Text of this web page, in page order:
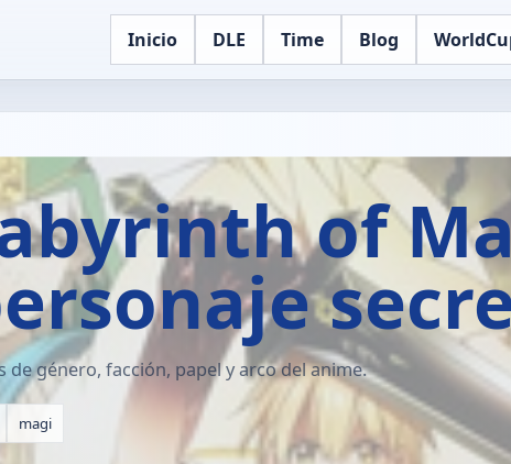
Inicio DLE Time Blog
of
género, facción, papel y arco del anime.
magi